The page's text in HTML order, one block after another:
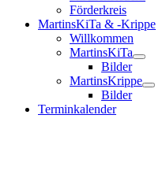
Förderkreis
MartinsKiTa & -Krippe
Willkommen
MartinsKiTa
Bilder
MartinsKrippe
Bilder
Terminkalender